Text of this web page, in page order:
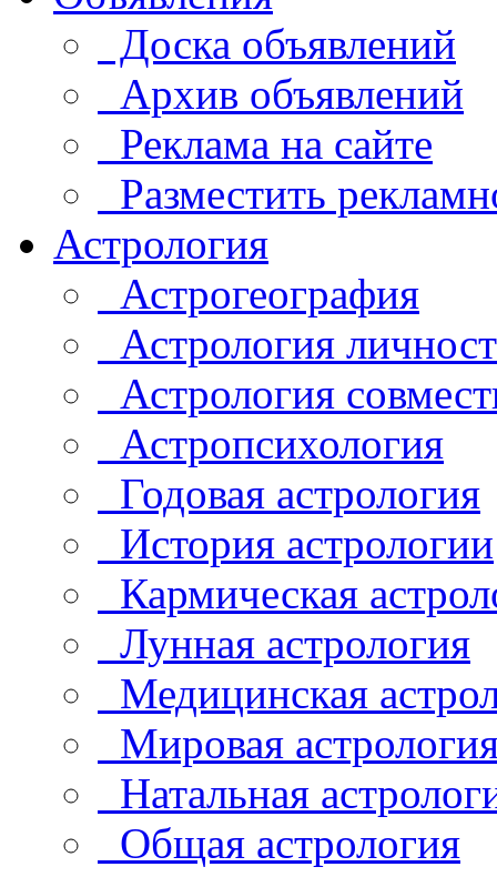
Доска объявлений
Архив объявлений
Реклама на сайте
Разместить
Астрология
Астрогеография
Астрология
Астрология
Астропсихология
Годовая астрология
История астрологии
Кармическая
Лунная астрология
Медицинская
Мировая
Натальная
Общая астрология